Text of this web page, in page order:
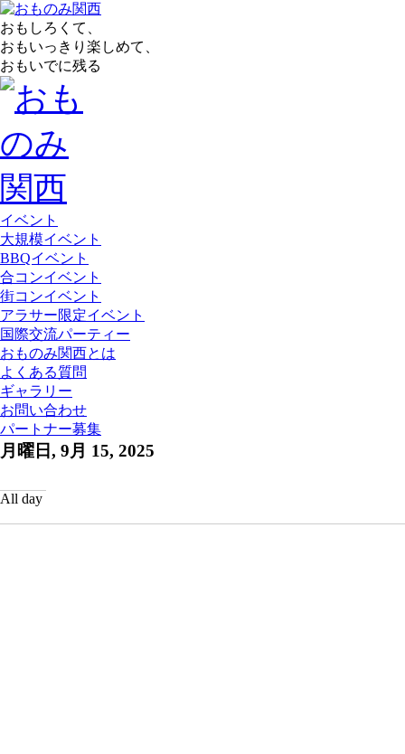
おもしろくて、
おもいっきり楽しめて、
おもいでに残る
イベント
大規模イベント
BBQイベント
合コンイベント
街コンイベント
アラサー限定イベント
国際交流パーティー
おものみ関西とは
よくある質問
ギャラリー
お問い合わせ
パートナー募集
月曜日, 9月 15, 2025
All day